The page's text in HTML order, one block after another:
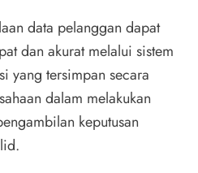
data pelanggan dapat
dan akurat melalui sistem
yang tersimpan secara
dalam melakukan
keputusan